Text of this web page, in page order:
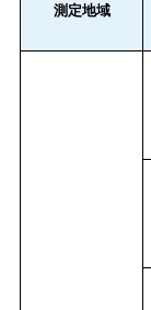
測定地域